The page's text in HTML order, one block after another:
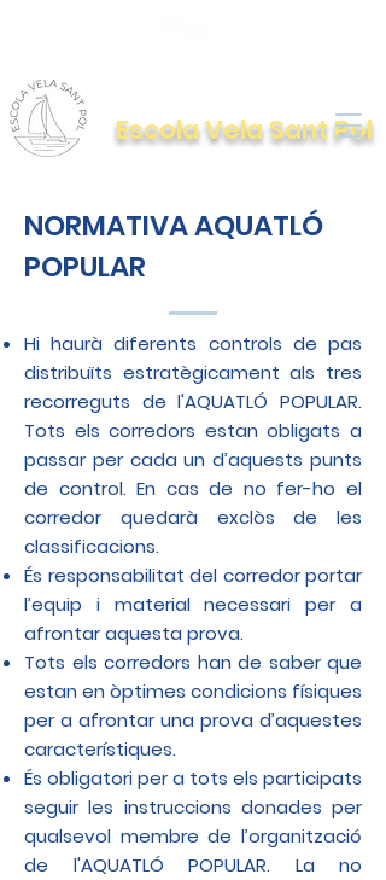
Escola Vela Sant Pol
NORMATIVA AQUATLÓ
POPULAR
Hi haurà diferents controls de pas
distribuïts estratègicament als tres
recorreguts de l'AQUATLÓ POPULAR.
Tots els corredors estan obligats a
passar per cada un d’aquests punts
de control. En cas de no fer-ho el
corredor quedarà exclòs de les
classificacions.
És responsabilitat del corredor portar
l’equip i material necessari per a
afrontar aquesta prova.
Tots els corredors han de saber que
estan en òptimes condicions físiques
per a afrontar una prova d’aquestes
característiques.
És obligatori per a tots els participats
seguir les instruccions donades per
qualsevol membre de l’organització
de l'AQUATLÓ POPULAR. La no